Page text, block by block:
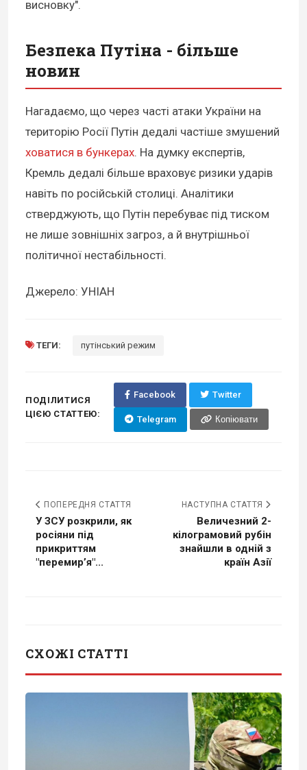
висновку".
Безпека Путіна - більше
новин
Нагадаємо, що через часті атаки України на
територію Росії Путін дедалі частіше змушений
ховатися в бункерах. На думку експертів,
Кремль дедалі більше враховує ризики ударів
навіть по російській столиці. Аналітики
стверджують, що Путін перебуває під тиском
не лише зовнішніх загроз, а й внутрішньої
політичної нестабільності.
Джерело: УНІАН
ТЕГИ: путінський режим
ПОДІЛИТИСЯ
ЦІЄЮ СТАТТЕЮ:
Facebook Twitter
Telegram Копіювати
ПОПЕРЕДНЯ СТАТТЯ
У ЗСУ розкрили, як
росіяни під
прикриттям
"перемир’я"...
НАСТУПНА СТАТТЯ
Величезний 2-
кілограмовий рубін
знайшли в одній з
країн Азії
СХОЖІ СТАТТІ